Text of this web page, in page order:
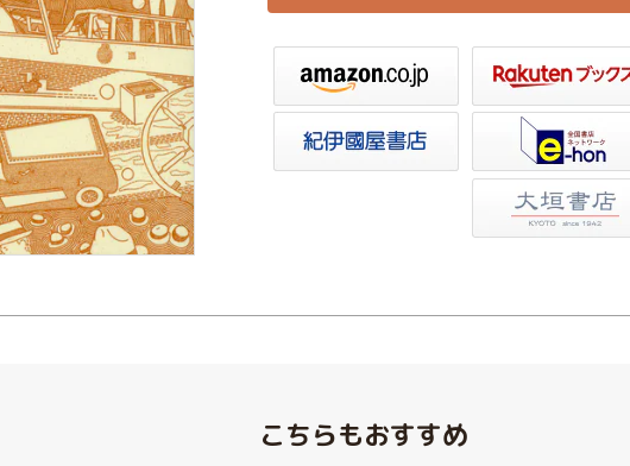
楽天ブックス セブンネット
ウェブストア
e-hon HonyaClub
大垣書店
こちらもおすすめ